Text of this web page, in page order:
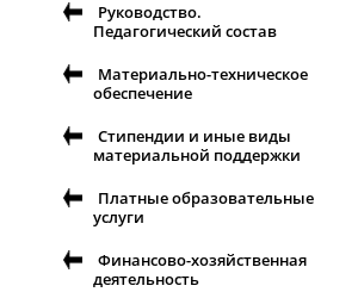
Руководство.
Педагогический состав
Материально-техническое
обеспечение
Стипендии и иные виды
материальной поддержки
Платные образовательные
услуги
Финансово-хозяйственная
деятельность